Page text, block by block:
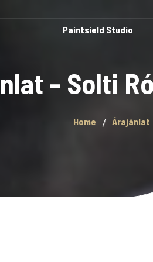
Paintsield Studio
– Solti
Home Árajánlat